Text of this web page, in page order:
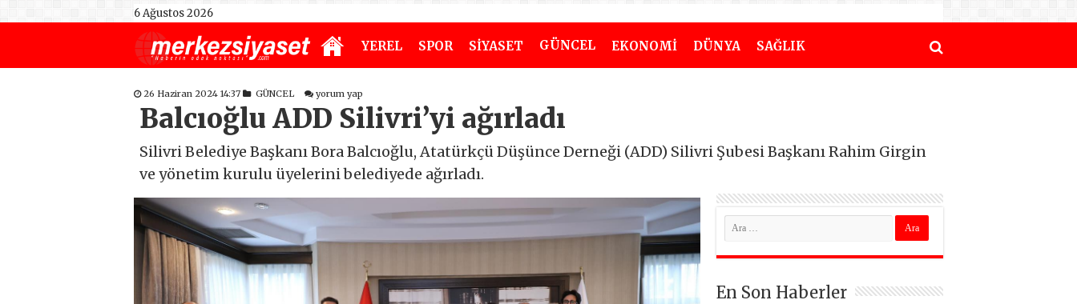
6 Ağustos 2026
YEREL SPOR SİYASET GÜNCEL EKONOMİ DÜNYA SAĞLIK
26 Haziran 2024 14:37 GÜNCEL yorum yap
Balcıoğlu ADD Silivri’yi ağırladı
Silivri Belediye Başkanı Bora Balcıoğlu, Atatürkçü Düşünce Derneği (ADD) Silivri Şubesi Başkanı Rahim Girgin
ve yönetim kurulu üyelerini belediyede ağırladı.
En Son Haberler